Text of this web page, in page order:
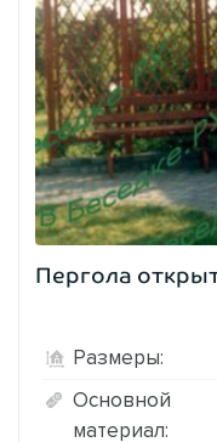
Пергола
Размеры:
Основной
материал: